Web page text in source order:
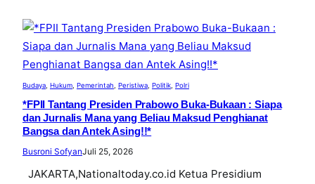
Budaya Hukum Pemerintah Peristiwa Politik Polri
*FPII Tantang Presiden Prabowo Buka-Bukaan : Siapa
dan Jurnalis Mana yang Beliau Maksud Penghianat
Bangsa dan Antek Asing!!*
Busroni SofyanJuli 25, 2026
JAKARTA,Nationaltoday.co.id Ketua Presidium